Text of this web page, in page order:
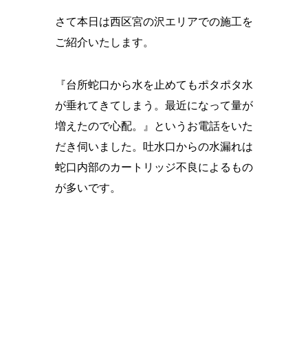
さて本日は西区宮の沢エリアでの施工を
ご紹介いたします。
『台所蛇口から水を止めてもポタポタ水
が垂れてきてしまう。最近になって量が
増えたので心配。』というお電話をいた
だき伺いました。吐水口からの水漏れは
蛇口内部のカートリッジ不良によるもの
が多いです。